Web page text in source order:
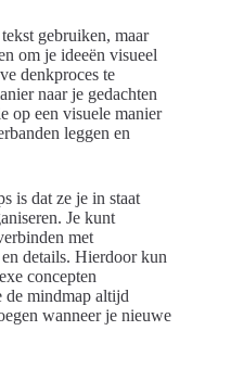
gebruiken, maar
om je ideeën visueel
denkproces te
naar je gedachten
op een visuele manier
leggen en
is dat ze je in staat
Je kunt
met
details. Hierdoor kun
concepten
mindmap altijd
wanneer je nieuwe